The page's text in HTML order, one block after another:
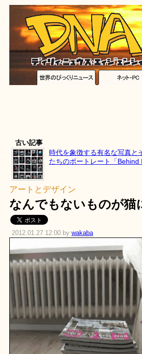
古い記事
時代を象徴する有名な写真と
たちのポートレート「Behind
アートとデザイン
なんでもないものが
2012.01.27 12:00 by wakaba